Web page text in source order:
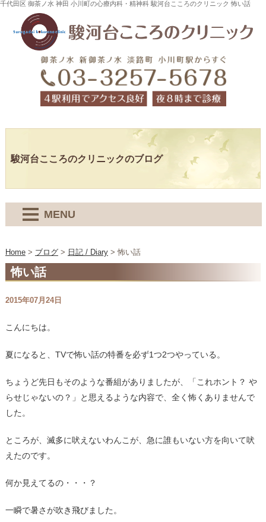
千代田区 御茶ノ水 神田 小川町の心療内科・精神科 駿河台こころのクリニック 怖い話
駿河台こころのクリニックのブログ
MENU
Home> ブログ> 日記 / Diary> 怖い話
怖い話
2015年07月24日
こんにちは。
夏になると、TVで怖い話の特番を必ず1つ2つやっている。
ちょうど先日もそのような番組がありましたが、「これホント？ や
らせじゃないの？」と思えるような内容で、全く怖くありませんで
した。
ところが、滅多に吠えないわんこが、急に誰もいない方を向いて吠
えたのです。
何か見えてるの・・・？
一瞬で暑さが吹き飛びました。